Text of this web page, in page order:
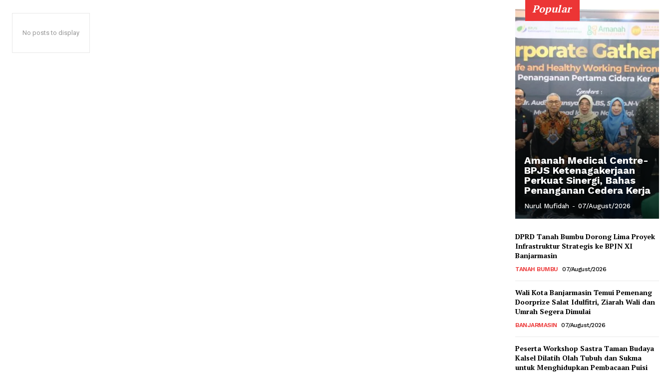
No posts to display
Popular
Amanah Medical Centre-
BPJS Ketenagakerjaan
Perkuat Sinergi, Bahas
Penanganan Cedera Kerja
Nurul Mufidah - 07/August/2026
DPRD Tanah Bumbu Dorong Lima Proyek
Infrastruktur Strategis ke BPJN XI
Banjarmasin
TANAH BUMBU 07/August/2026
Wali Kota Banjarmasin Temui Pemenang
Doorprize Salat Idulfitri, Ziarah Wali dan
Umrah Segera Dimulai
BANJARMASIN 07/August/2026
Peserta Workshop Sastra Taman Budaya
Kalsel Dilatih Olah Tubuh dan Sukma
untuk Menghidupkan Pembacaan Puisi